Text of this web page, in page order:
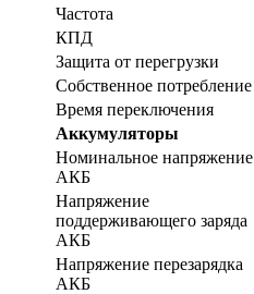
Частота
КПД
Защита от перегрузки
Собственное потребление
Время переключения
Аккумуляторы
Номинальное напряжение
АКБ
Напряжение
поддерживающего заряда
АКБ
Напряжение перезарядка
АКБ